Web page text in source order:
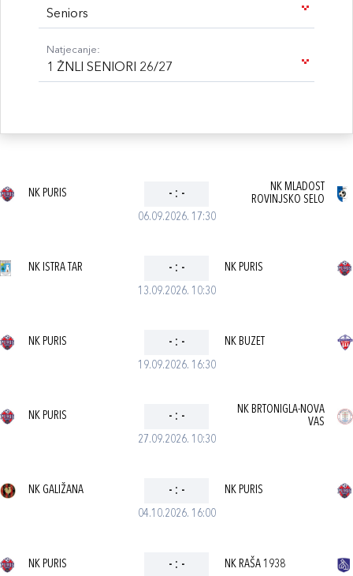
Seniors
Natjecanje:
1 ŽNLI SENIORI 26/27
06.09.2026. 17:30
NK PURIS - : -
NK MLADOST
ROVINJSKO SELO
13.09.2026. 10:30
NK ISTRA TAR - : - NK PURIS
19.09.2026. 16:30
NK PURIS - : - NK BUZET
27.09.2026. 10:30
NK PURIS - : -
NK BRTONIGLA-NOVA
VAS
04.10.2026. 16:00
NK GALIŽANA - : - NK PURIS
NK PURIS - : - NK RAŠA 1938